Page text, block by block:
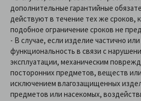
дополнительные гарантийные
действуют в течение тех же сроков,
подобное ограничение сроков не
- В случае, если изделие частично
функциональность в связи с
эксплуатации, механическим
посторонних предметов, веществ
исключением влагозащищенных
предметов или насекомых,